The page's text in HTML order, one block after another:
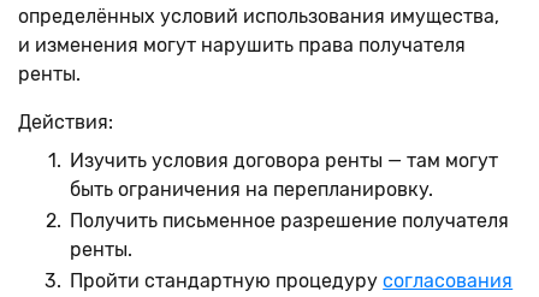
определённых условий использования имущества,
и изменения могут нарушить права получателя
ренты.
Действия:
Изучить условия договора ренты — там могут
быть ограничения на перепланировку.
Получить письменное разрешение получателя
ренты.
Пройти стандартную процедурусогласования